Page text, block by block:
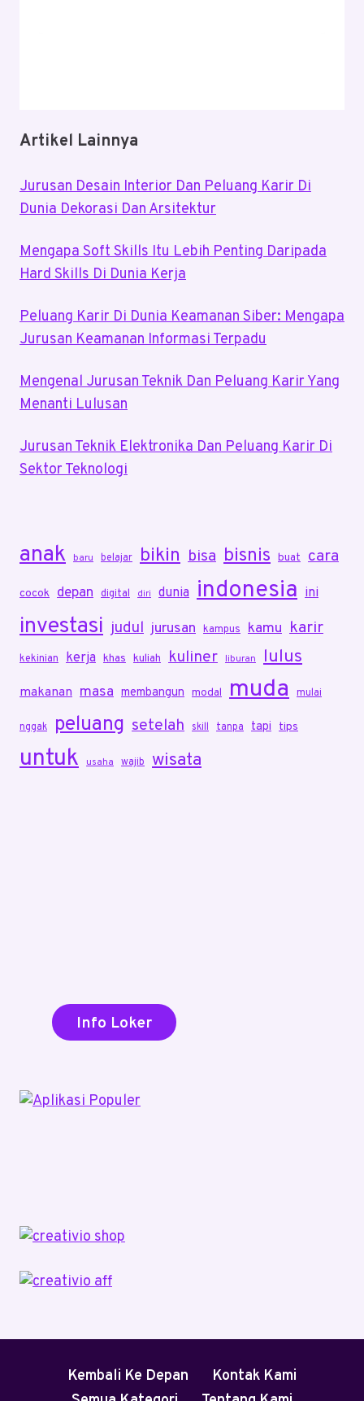
Artikel Lainnya
Jurusan Desain Interior Dan Peluang Karir Di
Dunia Dekorasi Dan Arsitektur
Mengapa Soft Skills Itu Lebih Penting Daripada
Hard Skills Di Dunia Kerja
Peluang Karir Di Dunia Keamanan Siber: Mengapa
Jurusan Keamanan Informasi Terpadu
Mengenal Jurusan Teknik Dan Peluang Karir Yang
Menanti Lulusan
Jurusan Teknik Elektronika Dan Peluang Karir Di
Sektor Teknologi
anak baru belajar bikin bisa bisnis buat cara
cocok depan digital diri dunia indonesia ini
investasi judul jurusan kampus kamu karir
kekinian kerja khas kuliah kuliner liburan lulus
makanan masa membangun modal muda mulai
nggak peluang setelah skill tanpa tapi tips
untuk usaha wajib wisata
Info Loker
Kembali Ke Depan
Kontak Kami